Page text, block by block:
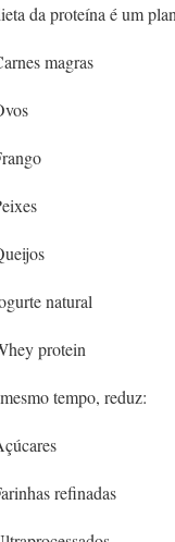
da proteína é um
magras
natural
protein
tempo, reduz:
refinadas